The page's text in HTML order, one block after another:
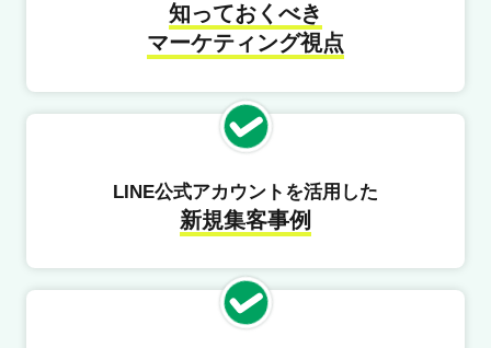
知っておくべき
マーケティング視点
LINE公式アカウントを活用した
新規集客事例